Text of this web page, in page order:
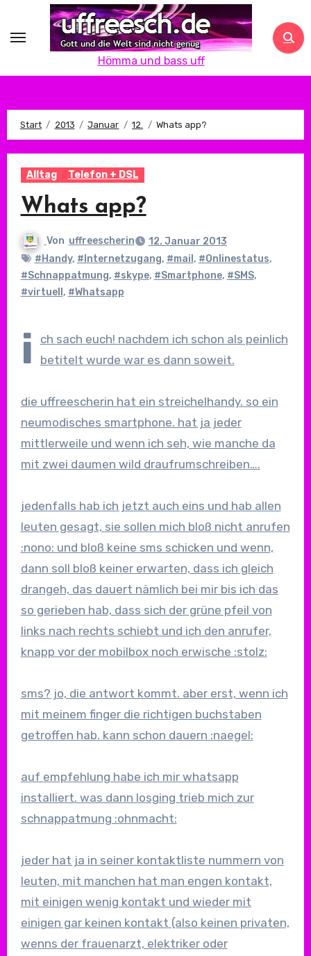
Hömma und bass uff
Start 2013 Januar 12. Whats app?
Alltag Telefon + DSL
Whats app?
Von uffreescherin
12. Januar 2013
#Handy, #Internetzugang, #mail , #Onlinestatus,
#Schnappatmung, #skype, #Smartphone, #SMS,
#virtuell , #Whatsapp
i
ch sach euch! nachdem ich schon als peinlich
betitelt wurde war es dann soweit.
die uffreescherin hat ein streichelhandy. so ein
neumodisches smartphone. hat ja jeder
mittlerweile und wenn ich seh, wie manche da
mit zwei daumen wild draufrumschreiben….
jedenfalls hab ich jetzt auch eins und hab allen
leuten gesagt, sie sollen mich bloß nicht anrufen
:nono: und bloß keine sms schicken und wenn,
dann soll bloß keiner erwarten, dass ich gleich
drangeh, das dauert nämlich bei mir bis ich das
so gerieben hab, dass sich der grüne pfeil von
links nach rechts schiebt und ich den anrufer,
knapp vor der mobilbox noch erwische :stolz:
sms? jo, die antwort kommt. aber erst, wenn ich
mit meinem finger die richtigen buchstaben
getroffen hab. kann schon dauern :naegel:
auf empfehlung habe ich mir whatsapp
installiert. was dann losging trieb mich zur
schnappatmung :ohnmacht:
jeder hat ja in seiner kontaktliste nummern von
leuten, mit manchen hat man engen kontakt,
mit einigen wenig kontakt und wieder mit
einigen gar keinen kontakt (also keinen privaten,
wenns der frauenarzt, elektriker oder